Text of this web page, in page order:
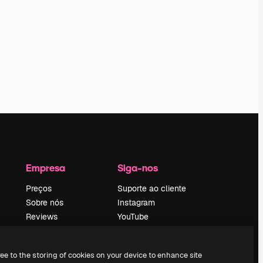
Empresa
Preços
Sobre nós
Reviews
pesquisa
Siga-nos
Suporte ao cliente
Instagram
YouTube
Discord
to the storing of cookies on your device to enhance site